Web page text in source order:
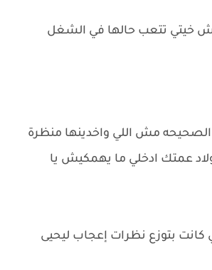
خيتي تتعب حالها في الشغل
الصحيحه مش اللي واخدينها منظرة
عمتك ادخلي ما يهمكيش يا
بتوزع نظرات إعجاب ليحيى